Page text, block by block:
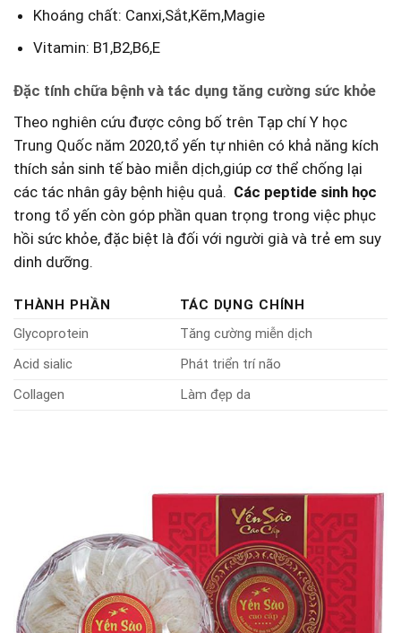
Khoáng chất: ‌Canxi,Sắt,Kẽm,Magie
Vitamin: B1,B2,B6,E
Đặc​ tính chữa​ bệnh và ⁣tác dụng⁣ tăng ⁤cường sức⁢ khỏe
Theo nghiên cứu ⁢được công​ bố trên ‍Tạp chí ⁢Y ⁢học ​
Trung ​Quốc ‌năm ⁤2020,tổ yến tự nhiên có ‌khả năng ‍kích
thích ⁣sản sinh ‍tế bào miễn dịch,giúp cơ thể chống lại ​
các tác nhân gây bệnh​ hiệu quả. ⁤ Các peptide sinh học
trong ​tổ yến còn‍ góp phần quan trọng‌ trong việc phục
hồi⁣ sức khỏe,⁤ đặc biệt là đối với ⁢người ⁣già và‍ trẻ⁤ em suy
dinh dưỡng.
THÀNH ⁤PHẦN
TÁC DỤNG⁤ CHÍNH
Glycoprotein
Tăng cường⁤ miễn dịch
Acid sialic
Phát triển trí não
Collagen
Làm đẹp da